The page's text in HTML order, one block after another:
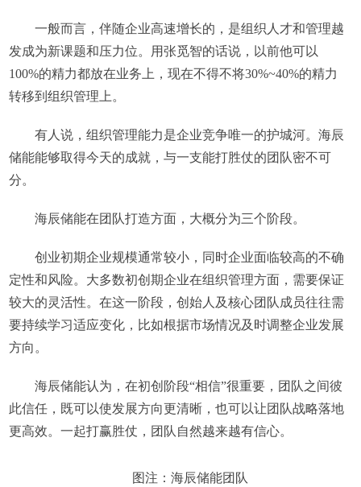
一般而言，伴随企业高速增长的，是组织人才和管理越
发成为新课题和压力位。用张觅智的话说，以前他可以
100%的精力都放在业务上，现在不得不将30%~40%的精力
转移到组织管理上。
有人说，组织管理能力是企业竞争唯一的护城河。海辰
储能能够取得今天的成就，与一支能打胜仗的团队密不可
分。
海辰储能在团队打造方面，大概分为三个阶段。
创业初期企业规模通常较小，同时企业面临较高的不确
定性和风险。大多数初创期企业在组织管理方面，需要保证
较大的灵活性。在这一阶段，创始人及核心团队成员往往需
要持续学习适应变化，比如根据市场情况及时调整企业发展
方向。
海辰储能认为，在初创阶段“相信”很重要，团队之间彼
此信任，既可以使发展方向更清晰，也可以让团队战略落地
更高效。一起打赢胜仗，团队自然越来越有信心。
图注：海辰储能团队